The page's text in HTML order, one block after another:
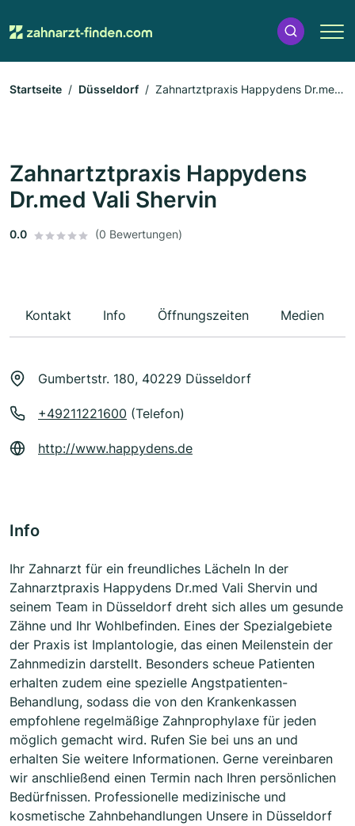
Startseite Düsseldorf
Zahnartztpraxis Happydens Dr.med
Zahnartztpraxis Happydens
Dr.med Vali Shervin
0.0 (0 Bewertungen)
Kontakt Info Öffnungszeiten Medien
Gumbertstr. 180, 40229 Düsseldorf
+49211221600 (Telefon)
http://www.happydens.de
Info
Ihr Zahnarzt für ein freundliches Lächeln In der
Zahnarztpraxis Happydens Dr.med Vali Shervin und
seinem Team in Düsseldorf dreht sich alles um gesunde
Zähne und Ihr Wohlbefinden. Eines der Spezialgebiete
der Praxis ist Implantologie, das einen Meilenstein der
Zahnmedizin darstellt. Besonders scheue Patienten
erhalten zudem eine spezielle Angstpatienten-
Behandlung, sodass die von den Krankenkassen
empfohlene regelmäßige Zahnprophylaxe für jeden
möglich gemacht wird. Rufen Sie bei uns an und
erhalten Sie weitere Informationen. Gerne vereinbaren
wir anschließend einen Termin nach Ihren persönlichen
Bedürfnissen. Professionelle medizinische und
kosmetische Zahnbehandlungen Unsere in Düsseldorf